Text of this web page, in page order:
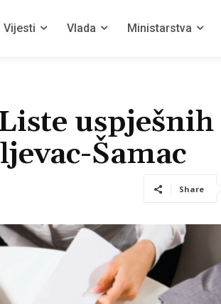
Vijesti Vlada Ministarstva
uspješnih
Šamac
Share